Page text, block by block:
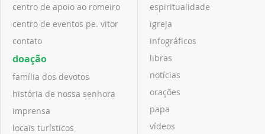
centro de apoio ao romeiro
centro de eventos pe. vitor
contato
doação
família dos devotos
história de nossa senhora
imprensa
locais turísticos
espiritualidade
igreja
infográficos
libras
notícias
orações
papa
vídeos